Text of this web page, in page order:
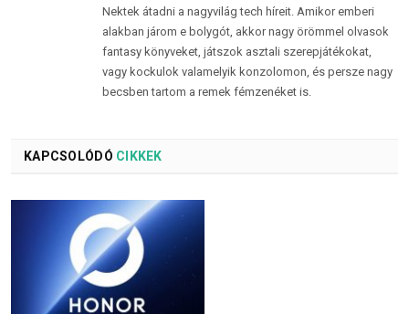
Nektek átadni a nagyvilág tech híreit. Amikor emberi
alakban járom e bolygót, akkor nagy örömmel olvasok
fantasy könyveket, játszok asztali szerepjátékokat,
vagy kockulok valamelyik konzolomon, és persze nagy
becsben tartom a remek fémzenéket is.
KAPCSOLÓDÓ CIKKEK